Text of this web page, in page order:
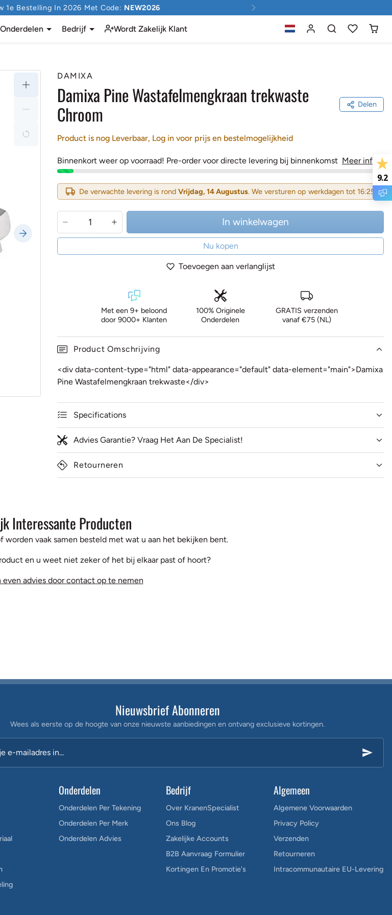
1e Bestelling In 2026 Met Code: NEW2026
Onderdelen Bedrijf Wordt Zakelijk Klant
DAMIXA
Damixa Pine Wastafelmengkraan trekwaste
Chroom
Delen
Product is nog Leverbaar, Log in voor prijs en bestelmogelijkheid
Binnenkort weer op voorraad! Pre-order voor directe levering bij binnenkomst Meer info
De verwachte levering is rond Vrijdag, 14 Augustus. We versturen op werkdagen tot 16:25
In winkelwagen
Nu kopen
Toevoegen aan verlanglijst
Met een 9+ beloond
door 9000+ Klanten
100% Originele
Onderdelen
GRATIS verzenden
vanaf €75 (NL)
Product Omschrijving
<div data-content-type="html" data-appearance="default" data-element="main">Damixa
Pine Wastafelmengkraan trekwaste</div>
Specifications
Advies Garantie? Vraag Het Aan De Specialist!
Retourneren
Interessante Producten
worden vaak samen besteld met wat u aan het bekijken bent.
en u weet niet zeker of het bij elkaar past of hoort?
even advies door contact op te nemen
Nieuwsbrief Abonneren
Wees als eerste op de hoogte van onze nieuwste aanbiedingen en ontvang exclusieve kortingen.
e-mailadres in...
Onderdelen
Onderdelen Per Tekening
Onderdelen Per Merk
Onderdelen Advies
Bedrijf
Over KranenSpecialist
Ons Blog
Zakelijke Accounts
B2B Aanvraag Formulier
Kortingen En Promotie's
Algemeen
Algemene Voorwaarden
Privacy Policy
Verzenden
Retourneren
Intracommunautaire EU-Levering
9.2